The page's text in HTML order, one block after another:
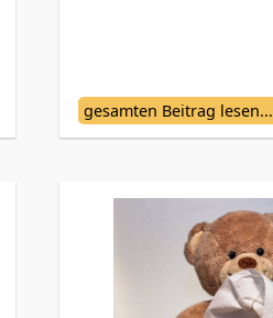
gesamten Beitrag lesen...